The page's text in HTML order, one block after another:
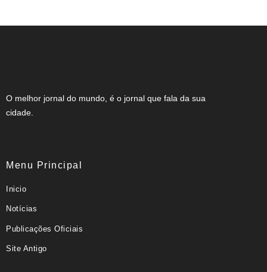
O melhor jornal do mundo, é o jornal que fala da sua
cidade.
Menu Principal
Inicio
Notícias
Publicações Oficiais
Site Antigo